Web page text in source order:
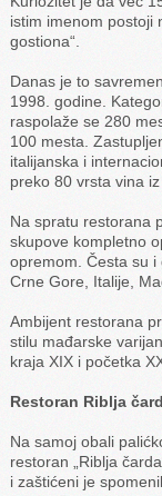
istim imenom postoji
gostiona“.
Danas je to
1998. godine.
raspolaže se 280
100 mesta.
italijanska i
preko 80 vrsta vina
Na spratu restorana
skupove kompletno
opremom. Česta su
Crne Gore, Italije,
Ambijent restorana
stilu mađarske
kraja XIX i početka
Restoran Riblja
Na samoj obali
restoran „Riblja
i zaštićeni je